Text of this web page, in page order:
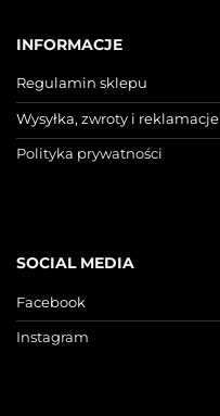
INFORMACJE
Regulamin sklepu
Wysyłka, zwroty i reklamacje
Polityka prywatności
SOCIAL MEDIA
Facebook
Instagram